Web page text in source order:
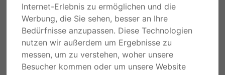
Internet-Erlebnis zu ermöglichen und die
Werbung, die Sie sehen, besser an Ihre
Bedürfnisse anzupassen. Diese Technologien
nutzen wir außerdem um Ergebnisse zu
messen, um zu verstehen, woher unsere
Besucher kommen oder um unsere Website